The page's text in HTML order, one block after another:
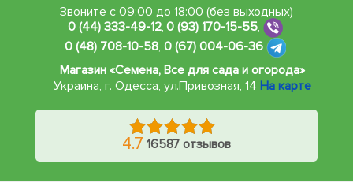
Звоните с 09:00 до 18:00 (без выходных)
0 (44) 333-49-12,0 (93) 170-15-55,
0 (48) 708-10-58, 0 (67) 004-06-36
Магазин «Семена, Все для сада и огорода»
Украина, г. Одесса, ул.Привозная, 14 На карте
4.7 16587 отзывов